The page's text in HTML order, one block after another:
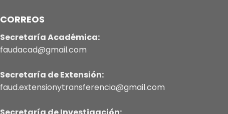
CORREOS
Secretaría Académica:
faudacad@gmail.com
Secretaría de Extensión:
faud.extensionytransferencia@gmail.com